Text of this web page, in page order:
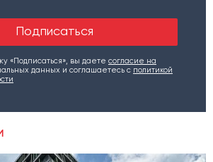
«Подписаться», вы даете согласие на
данных и соглашаетесь c политикой